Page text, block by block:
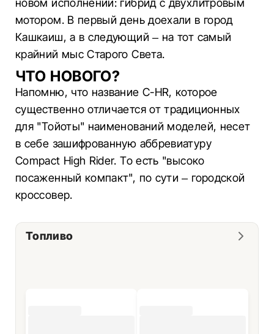
новом исполнении: гибрид с двухлитровым
мотором. В первый день доехали в город
Кашкаиш, а в следующий – на тот самый
крайний мыс Старого Света.
ЧТО НОВОГО?
Напомню, что название С-HR, которое
существенно отличается от традиционных
для "Тойоты" наименований моделей, несет
в себе зашифрованную аббревиатуру
Сompact High Rider. То есть "высоко
посаженный компакт", по сути – городской
кроссовер.
Топливо